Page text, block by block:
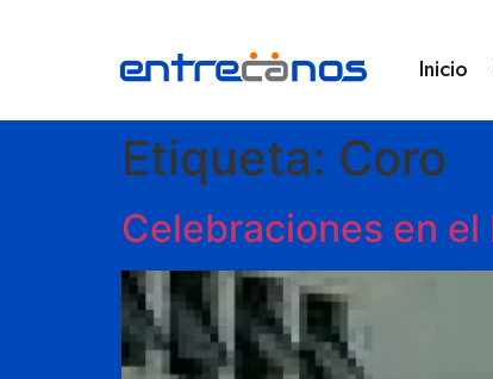
Inicio
Etiqueta: Coro
Celebraciones en